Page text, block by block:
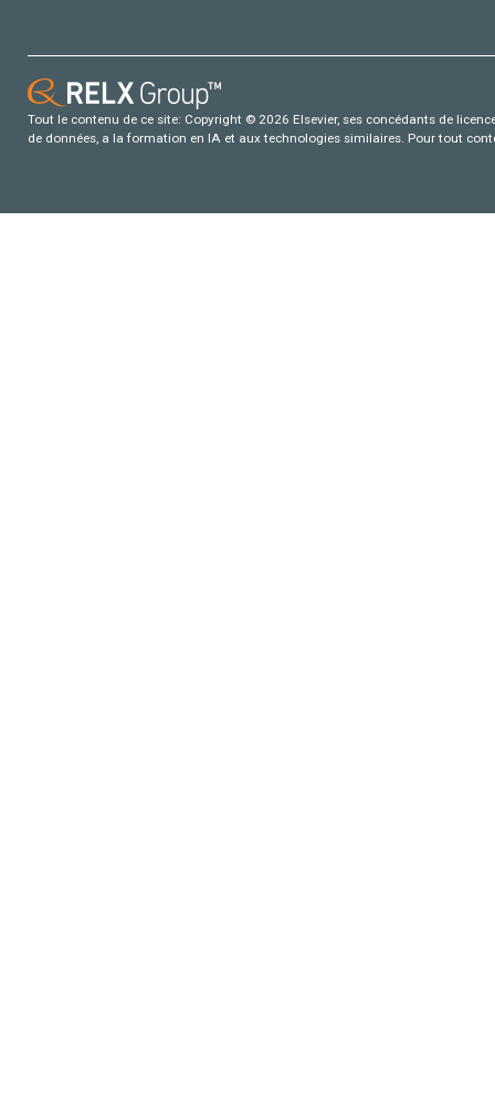
Tout le contenu de ce site: Copyright © 2026 Elsevier, ses concédants de
de données, a la formation en IA et aux technologies similaires. Pour tout